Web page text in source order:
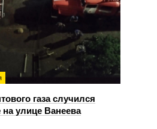
газа случился
на улице Ванеева